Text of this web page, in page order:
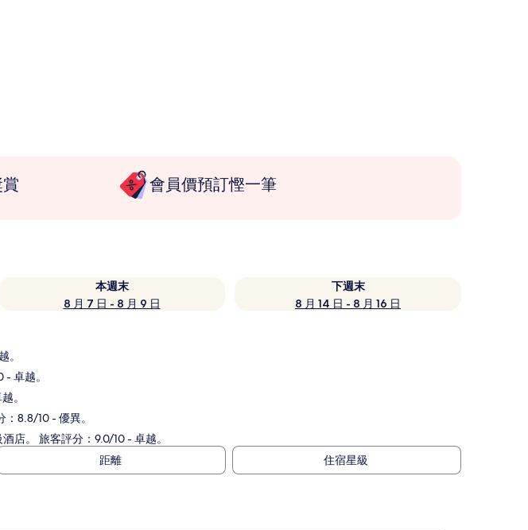
會員價預訂慳一筆
本週末
8 月 7 日 - 8 月 9 日
下週末
8 月 14 日 - 8 月 16 日
。
卓越。
。
8.8/10 - 優異。
店。 旅客評分：9.0/10 - 卓越。
距離 住宿星級